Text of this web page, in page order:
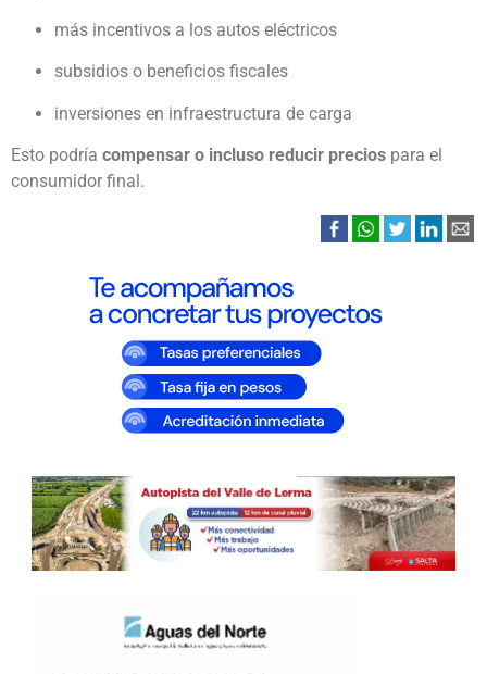
más incentivos a los autos eléctricos
subsidios o beneficios fiscales
inversiones en infraestructura de carga
Esto podría compensar o incluso reducir precios para el
consumidor final.